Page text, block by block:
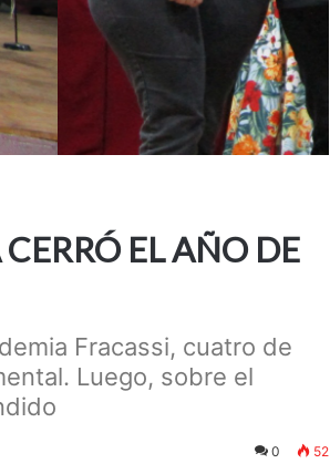
EL AÑO DE
Fracassi, cuatro de
Luego, sobre el
0 52